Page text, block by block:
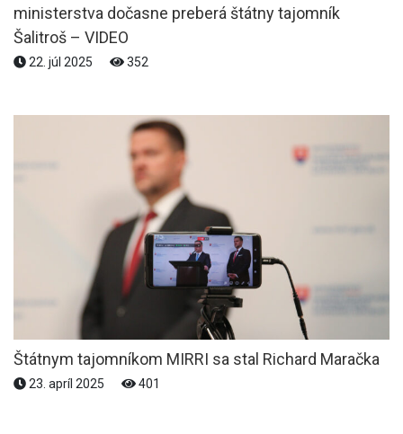
ministerstva dočasne preberá štátny tajomník
Šalitroš – VIDEO
22. júl 2025 352
Štátnym tajomníkom MIRRI sa stal Richard Maračka
23. apríl 2025 401